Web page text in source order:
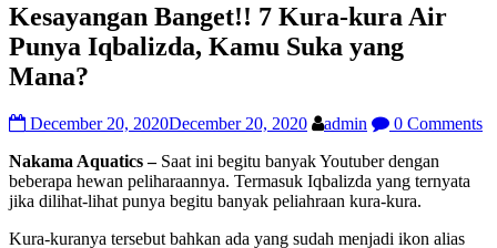
Kesayangan Banget!! 7 Kura-kura Air
Punya Iqbalizda, Kamu Suka yang
Mana?
December 20, 2020December 20, 2020 admin
0 Comments
Nakama Aquatics – Saat ini begitu banyak Youtuber dengan
beberapa hewan peliharaannya. Termasuk Iqbalizda yang ternyata
jika dilihat-lihat punya begitu banyak peliahraan kura-kura.
Kura-kuranya tersebut bahkan ada yang sudah menjadi ikon alias